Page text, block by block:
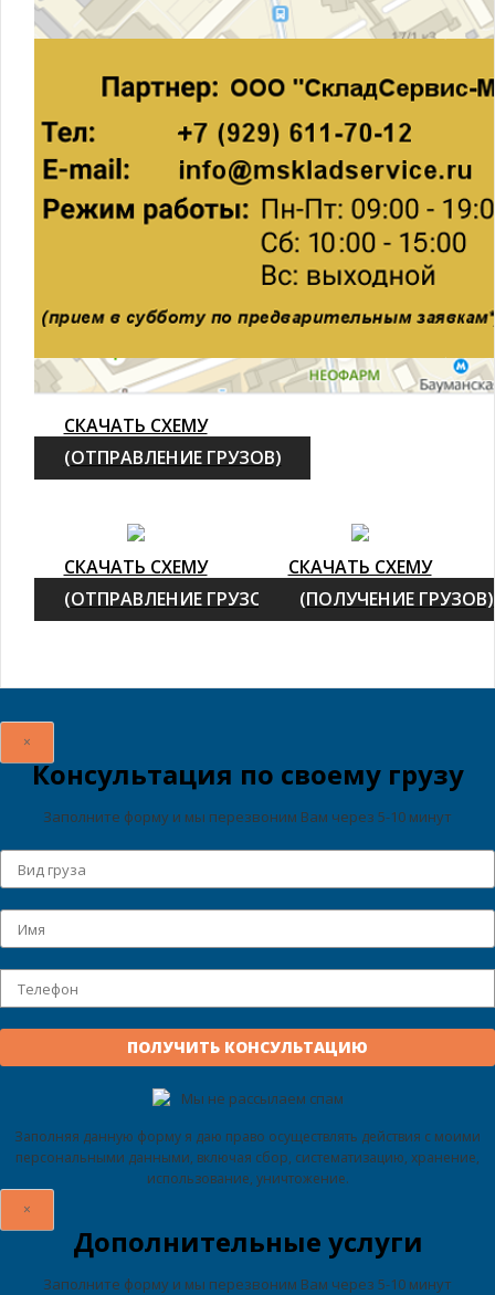
СКАЧАТЬ СХЕМУ
(ОТПРАВЛЕНИЕ ГРУЗОВ)
СКАЧАТЬ СХЕМУ
(ОТПРАВЛЕНИЕ ГРУЗОВ)
СКАЧАТЬ СХЕМУ
(ПОЛУЧЕНИЕ ГРУЗОВ)
×
Консультация по своему грузу
Заполните форму и мы перезвоним Вам через 5-10 минут
Мы не рассылаем спам
Заполняя данную форму я даю право осуществлять действия с моими
персональными данными, включая сбор, систематизацию, хранение,
использование, уничтожение.
×
Дополнительные услуги
Заполните форму и мы перезвоним Вам через 5-10 минут